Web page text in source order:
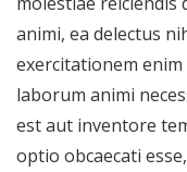
animi, ea delectus
exercitationem enim
laborum animi
est aut inventore
optio obcaecati